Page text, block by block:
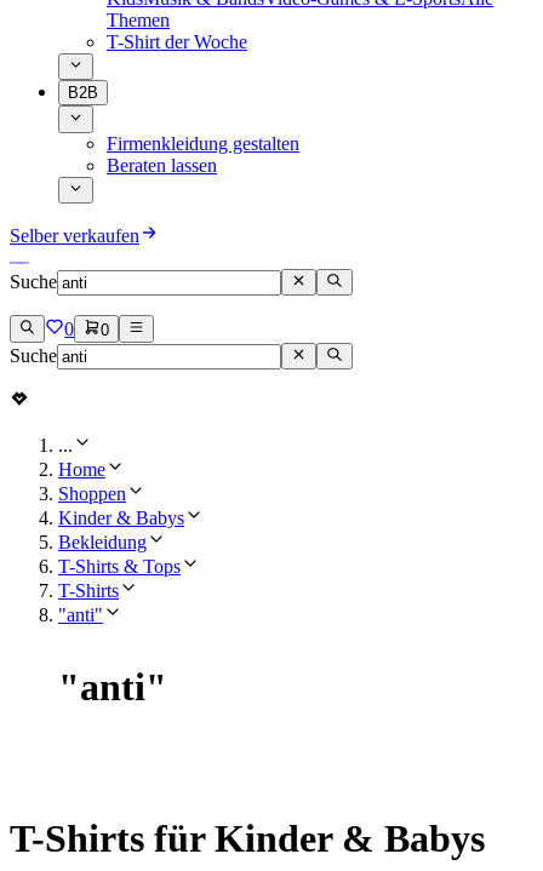
Themen
T-Shirt der Woche
B2B
Firmenkleidung gestalten
Beraten lassen
Selber verkaufen
Suche
0 0
Suche
...
Home
Shoppen
Kinder & Babys
Bekleidung
T-Shirts & Tops
T-Shirts
"anti"
"anti"
T-Shirts für Kinder & Babys